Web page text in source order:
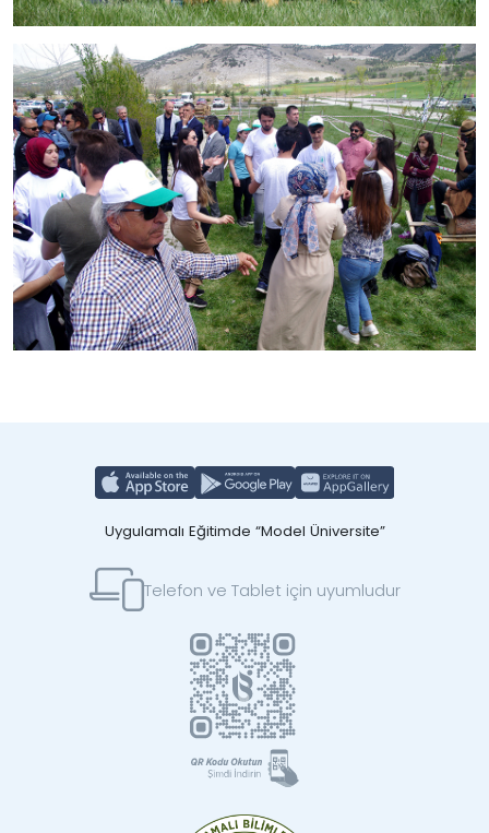
Uygulamalı Eğitimde “Model Üniversite”
Telefon ve Tablet için uyumludur